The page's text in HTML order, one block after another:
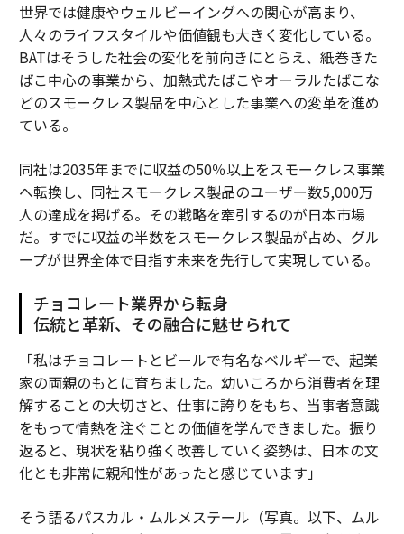
世界では健康やウェルビーイングへの関心が高まり、
人々のライフスタイルや価値観も大きく変化している。
BATはそうした社会の変化を前向きにとらえ、紙巻きた
ばこ中心の事業から、加熱式たばこやオーラルたばこな
どのスモークレス製品を中心とした事業への変革を進め
ている。
同社は2035年までに収益の50％以上をスモークレス事業
へ転換し、同社スモークレス製品のユーザー数5,000万
人の達成を掲げる。その戦略を牽引するのが日本市場
だ。すでに収益の半数をスモークレス製品が占め、グル
ープが世界全体で目指す未来を先行して実現している。
チョコレート業界から転身
伝統と革新、その融合に魅せられて
「私はチョコレートとビールで有名なベルギーで、起業
家の両親のもとに育ちました。幼いころから消費者を理
解することの大切さと、仕事に誇りをもち、当事者意識
をもって情熱を注ぐことの価値を学んできました。振り
返ると、現状を粘り強く改善していく姿勢は、日本の文
化とも非常に親和性があったと感じています」
そう語るパスカル・ムルメステール（写真。以下、ムル